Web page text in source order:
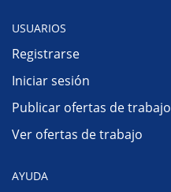
USUARIOS
Registrarse
Iniciar sesión
Publicar ofertas de trabajo
Ver ofertas de trabajo
AYUDA